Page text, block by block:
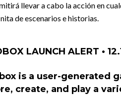
llevar a cabo la acción en
de escenarios e historias.
LAUNCH ALERT •
is a user-generated
create, and play a